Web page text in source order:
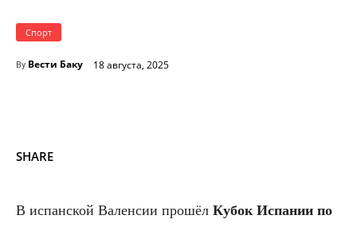
Спорт
By Вести Баку 18 августа, 2025
SHARE
В испанской Валенсии прошёл Кубок Испании по